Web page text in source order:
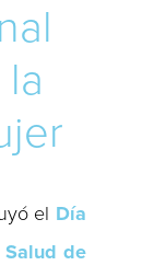
el Día
Salud de